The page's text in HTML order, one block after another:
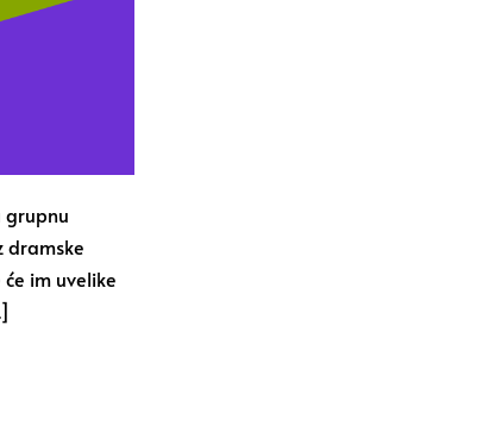
grupnu
dramske
im uvelike